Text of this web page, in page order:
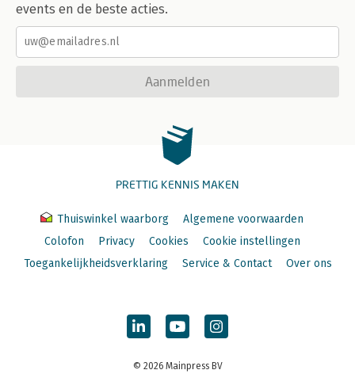
events en de beste acties.
Aanmelden
PRETTIG KENNIS MAKEN
Thuiswinkel waarborg
Algemene voorwaarden
Colofon
Privacy Cookies
Cookie instellingen
Toegankelijkheidsverklaring
Service & Contact Over ons
© 2026 Mainpress BV